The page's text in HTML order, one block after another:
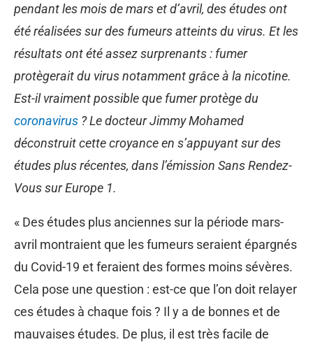
pendant les mois de mars et d’avril, des études ont
été réalisées sur des fumeurs atteints du virus. Et les
résultats ont été assez surprenants : fumer
protègerait du virus notamment grâce à la nicotine.
Est-il vraiment possible que fumer protège du
coronavirus ? Le docteur Jimmy Mohamed
déconstruit cette croyance en s’appuyant sur des
études plus récentes, dans l’émission Sans Rendez-
Vous sur Europe 1.
« Des études plus anciennes sur la période mars-
avril montraient que les fumeurs seraient épargnés
du Covid-19 et feraient des formes moins sévères.
Cela pose une question : est-ce que l’on doit relayer
ces études à chaque fois ? Il y a de bonnes et de
mauvaises études. De plus, il est très facile de